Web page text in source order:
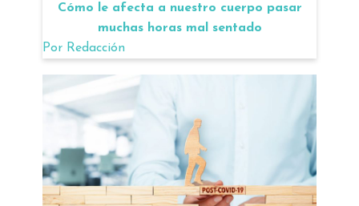
Cómo le afecta a nuestro cuerpo pasar
muchas horas mal sentado
Por Redacción